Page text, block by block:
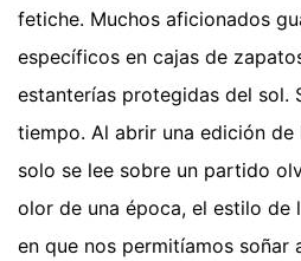
fetiche. Muchos aficionados
específicos en cajas de
estanterías protegidas del sol.
tiempo. Al abrir una edición de
solo se lee sobre un partido
olor de una época, el estilo de
en que nos permitíamos soñar